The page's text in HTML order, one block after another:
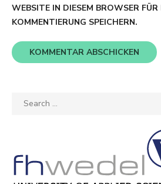
WEBSITE IN DIESEM BROWSER
KOMMENTIERUNG SPEICHERN.
Search